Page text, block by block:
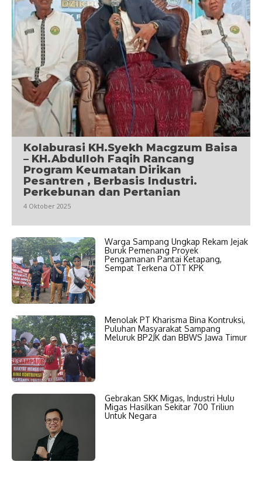
Kolaburasi KH.Syekh Macgzum Baisa
– KH.Abdulloh Faqih Rancang
Program Keumatan Dirikan
Pesantren , Berbasis Industri.
Perkebunan dan Pertanian
4 Oktober 2025
Warga Sampang Ungkap Rekam Jejak
Buruk Pemenang Proyek
Pengamanan Pantai Ketapang,
Sempat Terkena OTT KPK
Menolak PT Kharisma Bina Kontruksi,
Puluhan Masyarakat Sampang
Meluruk BP2JK dan BBWS Jawa Timur
Gebrakan SKK Migas, Industri Hulu
Migas Hasilkan Sekitar 700 Triliun
Untuk Negara